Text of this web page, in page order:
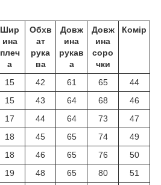
Шир
ина
плеч
а
Обхв
ат
рука
ва
Довж
ина
рукав
а
Довж
ина
соро
чки
Комір
15 42 61 65
44
15 43 64 68
46
17 44 64 73
47
18 45 65 74
49
18 46 65 76
50
19 48 65 80
51